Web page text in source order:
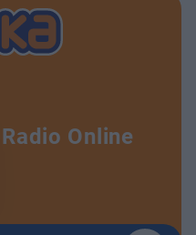
Radio Online